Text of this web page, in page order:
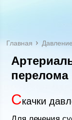
Главная Давление
перелома
Скачки